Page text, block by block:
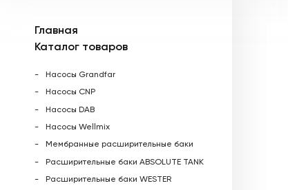
Главная
Каталог товаров
Насосы Grandfar
Насосы CNP
Насосы DAB
Насосы Wellmix
Мембранные расширительные баки
Расширительные баки ABSOLUTE TANK
Расширительные баки WESTER